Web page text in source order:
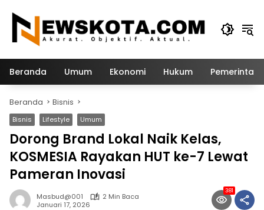
konten
Beranda Umum Ekonomi Hukum
Beranda Bisnis
Bisnis Lifestyle Umum
Dorong Brand Lokal Naik Kelas,
KOSMESIA Rayakan HUT ke-7 Lewat
Pameran Inovasi
Masbud@001
2 Min Baca
Januari 17, 2026
381